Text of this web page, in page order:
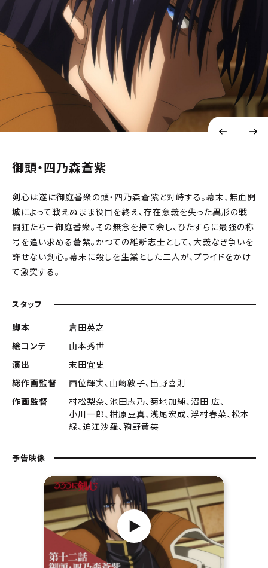
御頭・四乃森蒼紫
剣心は遂に御庭番衆の頭・四乃森蒼紫と対峙する。幕末、無血開
城によって戦えぬまま役目を終え、存在意義を失った異形の戦
闘狂たち＝御庭番衆。その無念を持て余し、ひたすらに最強の称
号を追い求める蒼紫。かつての維新志士として、大義なき争いを
許せない剣心。幕末に殺しを生業とした二人が、プライドをかけ
て激突する。
スタッフ
脚本
倉田英之
絵コンテ
山本秀世
演出
末田宜史
総作画監督
西位輝実、山崎敦子、出野喜則
作画監督
村松梨奈、池田志乃、菊地加純、沼田 広、
小川一郎、柑原豆真、浅尾宏成、浮村春菜、松本
緑、迫江沙羅、鞠野黄英
予告映像